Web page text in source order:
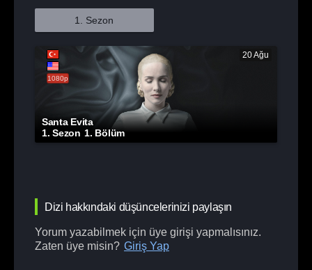
1. Sezon
1080p
20 Ağu
Santa Evita
1. Sezon 1. Bölüm
Dizi hakkındaki düşüncelerinizi paylaşın
Yorum yazabilmek için üye girişi yapmalısınız.
Zaten üye misin? Giriş Yap